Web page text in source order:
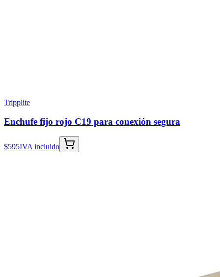
Tripplite
Enchufe fijo rojo C19 para conexión segura
$595IVA incluido